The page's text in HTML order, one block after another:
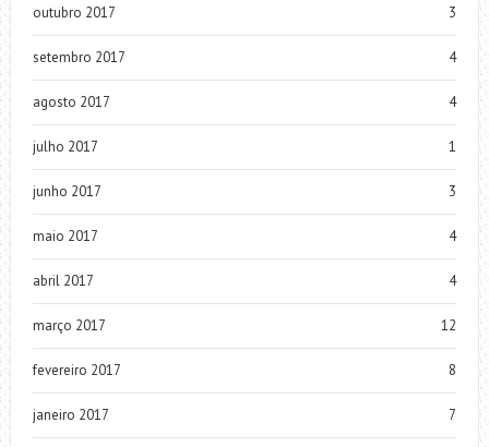
outubro 2017 3
setembro 2017 4
agosto 2017 4
julho 2017 1
junho 2017 3
maio 2017 4
abril 2017 4
março 2017 12
fevereiro 2017 8
janeiro 2017 7